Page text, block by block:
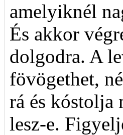
amelyiknél
És akkor
dolgodra. A
fövögethet,
rá és kóstolja
lesz-e.